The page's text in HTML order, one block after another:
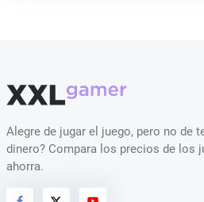
Alegre de jugar el juego, pero no de
dinero? Compara los precios de los
ahorra.